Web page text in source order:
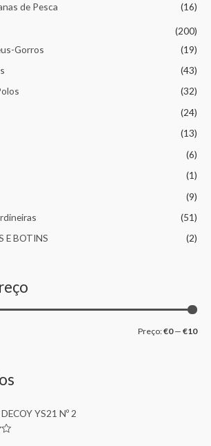
de Pesca
(16)
(200)
Gorros
(19)
(43)
(32)
(24)
(13)
(6)
(1)
(9)
(51)
E BOTINS
(2)
Preço:€0— €10
YS21 Nº 2